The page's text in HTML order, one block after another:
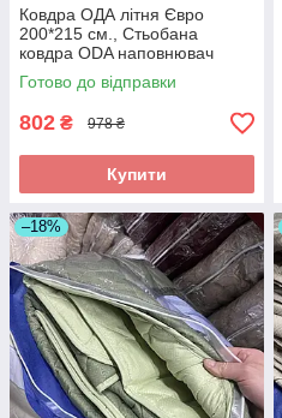
Ковдра ОДА літня Євро
200*215 см., Стьобана
ковдра ODA наповнювач
хлопок - Хлопкопон
Готово до відправки
802 ₴ 978 ₴
Купити
–18%